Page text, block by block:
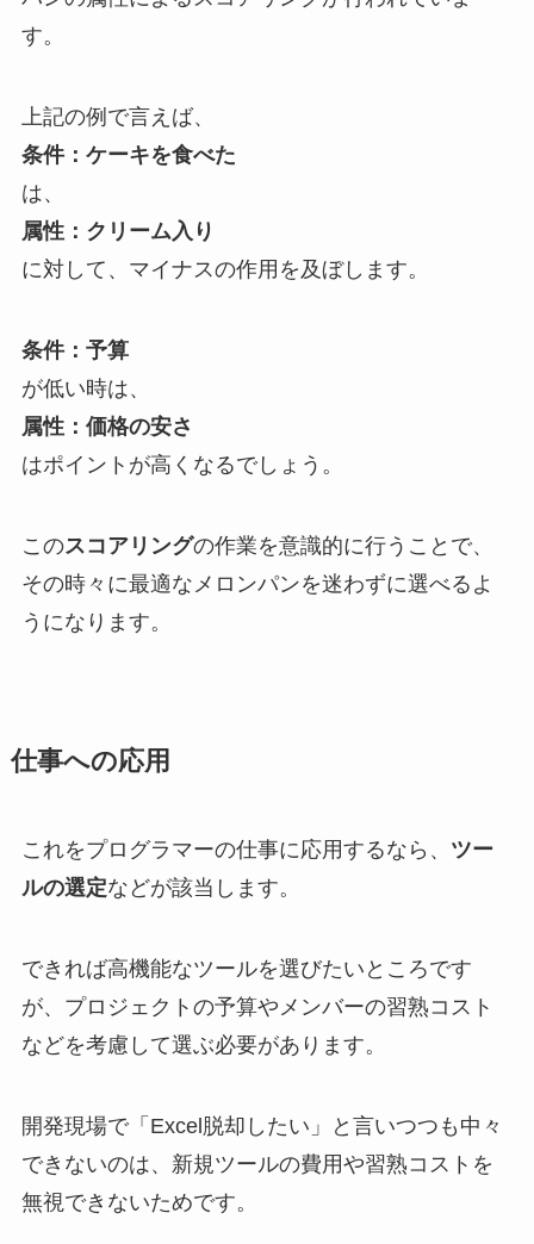
す。
上記の例で言えば、
条件：ケーキを食べた
は、
属性：クリーム入り
に対して、マイナスの作用を及ぼします。
条件：予算
が低い時は、
属性：価格の安さ
はポイントが高くなるでしょう。
このスコアリングの作業を意識的に行うことで、
その時々に最適なメロンパンを迷わずに選べるよ
うになります。
仕事への応用
これをプログラマーの仕事に応用するなら、 ツー
ルの選定などが該当します。
できれば高機能なツールを選びたいところです
が、プロジェクトの予算やメンバーの習熟コスト
などを考慮して選ぶ必要があります。
開発現場で「Excel脱却したい」と言いつつも中々
できないのは、新規ツールの費用や習熟コストを
無視できないためです。